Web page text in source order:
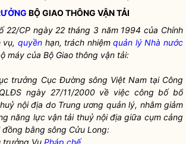
BỘ GIAO THÔNG VẬN TẢI
22/CP ngày 22 tháng 3 năm 1994 của Chính
vụ, quyềnhạn, trách nhiệmquản lý Nhà nước
máy của Bộ Giao thông vận tải:
trưởng Cục Đường sông Việt Nam tại Công
ngày 27/11/2000 về việc công bố bổ
nội địa do Trung ương quản lý, nhằm giảm
năng lực vận tải thuỷ nội địa giữa cụm cảng
đồng bằng sông Cửu Long:
trưởng Vụ Pháp chế